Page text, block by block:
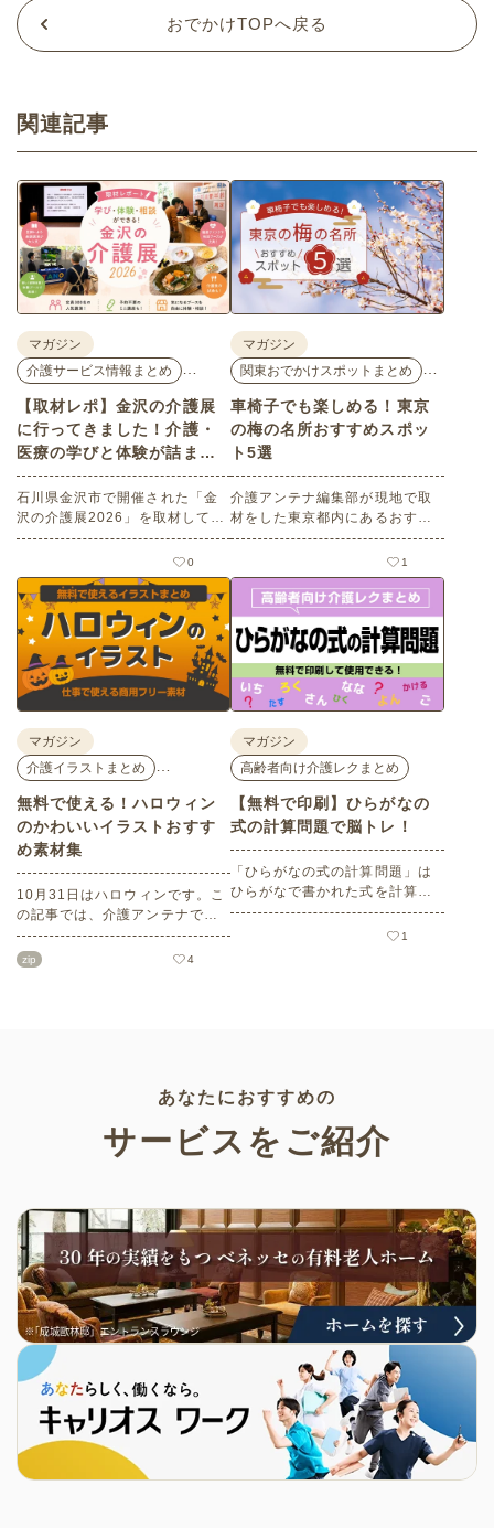
おでかけTOPへ戻る
関連記事
マガジン
介護サービス情報まとめ
【取材レポ】金沢の介護展
に行ってきました！介護・
医療の学びと体験が詰まっ
た1日。
石川県金沢市で開催された「金
沢の介護展2026」を取材してき
ました。医師による人気講演か
ら、気軽に参加できるミニ講
座、体験型の企業ブースまで、
介護・医療・健康の“学び・体
験・相談”が一度にできる、見ど
ころ満載のイベントの様子をレ
ポートします。
0
マガジン
関東おでかけスポットまとめ
車椅子でも楽しめる！東京
の梅の名所おすすめスポッ
ト5選
介護アンテナ編集部が現地で取
材をした東京都内にあるおすす
めの梅の名所を５選紹介しま
す。見どころはもちろんのこと
バリアフリーの設備面について
も紹介しているので、介護施設
などでの外出アクティビティの
事前チェックの際にぜひ参考に
してください。
1
マガジン
介護イラストまとめ
無料で使える！ハロウィン
のかわいいイラストおすす
め素材集
10月31日はハロウィンです。こ
の記事では、介護アンテナで扱
う高齢者向けイラスト素材か
ら、ハロウィンにちなんだおば
zip 4
マガジン
高齢者向け介護レクまとめ
【無料で印刷】ひらがなの
式の計算問題で脳トレ！
「ひらがなの式の計算問題」は
ひらがなで書かれた式を計算す
る問題です。想像力やワーキン
グメモリのトレーニングとして
1
あなたにおすすめの
サービスをご紹介